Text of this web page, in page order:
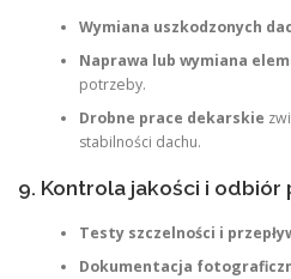
Wymiana uszkodzonych
Naprawa lub wymiana
potrzeby.
Drobne prace dekarskie
stabilności dachu.
9. Kontrola jakości i odbiór
Testy szczelności i
Dokumentacja